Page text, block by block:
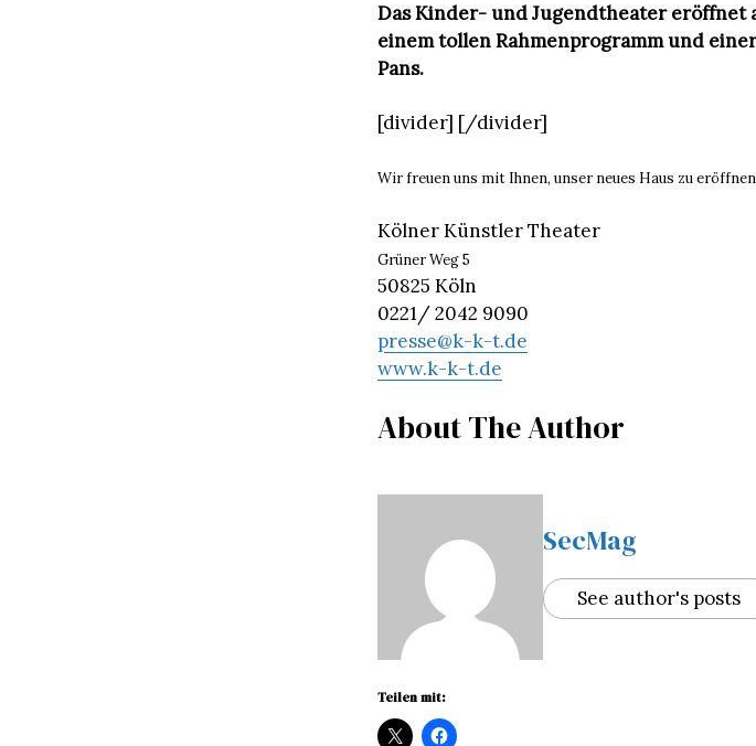
Das Kinder- und Jugendtheater eröffnet
einem tollen Rahmenprogramm und
Pans.
[divider] [/divider]
Wir freuen uns mit Ihnen, unser neues Haus zu
Kölner Künstler Theater
Grüner Weg 5
50825 Köln
0221/ 2042 9090
presse@k-k-t.de
www.k-k-t.de
About The Author
SecMag
See author's posts
Teilen mit: